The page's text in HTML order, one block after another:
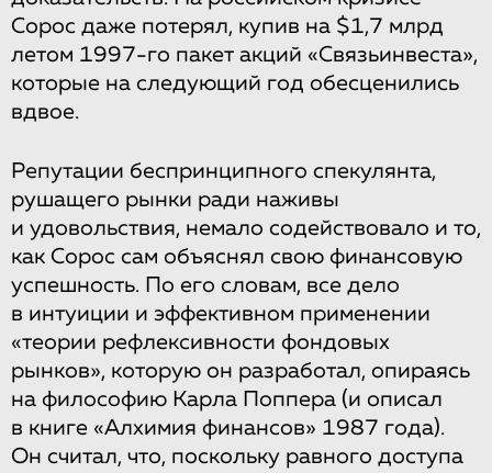
Сорос даже потерял, купив на $1,7 млрд
летом 1997-го пакет акций «Связьинвеста»,
которые на следующий год обесценились
вдвое.
Репутации беспринципного спекулянта,
рушащего рынки ради наживы
и удовольствия, немало содействовало и то,
как Сорос сам объяснял свою финансовую
успешность. По его словам, все дело
в интуиции и эффективном применении
«теории рефлексивности фондовых
рынков», которую он разработал, опираясь
на философию Карла Поппера (и описал
в книге «Алхимия финансов» 1987 года).
Он считал, что, поскольку равного доступа